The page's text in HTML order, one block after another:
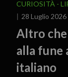
CURIOSITÀ -
28 Luglio
Altro
alla fune
italiano